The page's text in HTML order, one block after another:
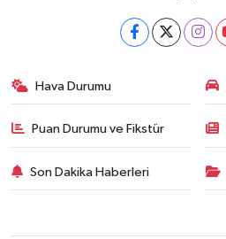
Hava Durumu
Puan Durumu ve Fikstür
Son Dakika Haberleri